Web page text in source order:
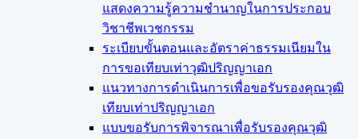
แสดงความรู้ความชำนาญในการประกอบ
วิชาชีพเวชกรรม
ระเบียบขั้นตอนและอัตราค่าธรรมเนียมใน
การขอเทียบเท่าวุฒิปริญญาเอก
แนวทางการดำเนินการเพื่อขอรับรองคุณวุฒิ
เทียบเท่าปริญญาเอก
แบบขอรับการพิจารณาเพื่อรับรองคุณวุฒิ